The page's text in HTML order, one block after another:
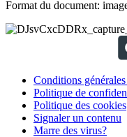
Format du document:
Conditions
Politique de
Politique des cookies
Signaler un contenu
Marre des virus?